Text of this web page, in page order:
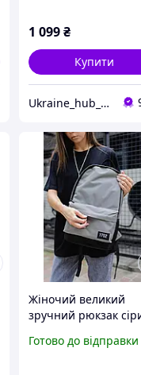
1 099₴
Купити
Ukraine_hub_accessory
Жіночий великий
зручний рюкзак
жіночий рюкзак
Готово до відправки